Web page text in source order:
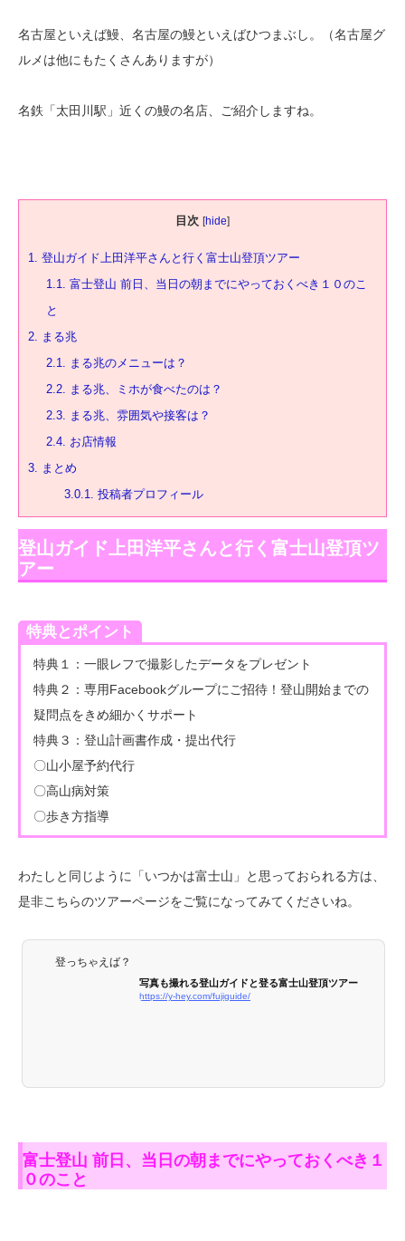
名古屋といえば鰻、名古屋の鰻といえばひつまぶし。（名古屋グ
ルメは他にもたくさんありますが）
名鉄「太田川駅」近くの鰻の名店、ご紹介しますね。
目次 [hide]
1. 登山ガイド上田洋平さんと行く富士山登頂ツアー
1.1. 富士登山 前日、当日の朝までにやっておくべき１０のこ
と
2. まる兆
2.1. まる兆のメニューは？
2.2. まる兆、ミホが食べたのは？
2.3. まる兆、雰囲気や接客は？
2.4. お店情報
3. まとめ
3.0.1. 投稿者プロフィール
登山ガイド上田洋平さんと行く富士山登頂ツ
アー
特典とポイント
特典１：一眼レフで撮影したデータをプレゼント
特典２：専用Facebookグループにご招待！登山開始までの
疑問点をきめ細かくサポート
特典３：登山計画書作成・提出代行
〇山小屋予約代行
〇高山病対策
〇歩き方指導
わたしと同じように「いつかは富士山」と思っておられる方は、
是非こちらのツアーページをご覧になってみてくださいね。
登っちゃえば？
写真も撮れる登山ガイドと登る富士山登頂ツアー
https://y-hey.com/fujiguide/
富士登山 前日、当日の朝までにやっておくべき１
０のこと